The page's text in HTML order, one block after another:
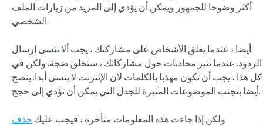
أكثر وضوحا للجمهور ويمكن أن يؤدي إلى المزيد من زيارات الملف
الشخصي.
أيضا ، عندما يعلق الأشخاص على مشاركتك ، يجب ألا تنسى إرسال
الردود. عندما تثير محادثات حول مشاركاتك ، ستخلق ضجة. ولكن في
كل هذا ، يجب أن تكون مهذبا بالكلمات لأن الإنترنت لا ينسى أبدا. ينصح
أيضا بتجنب الموضوعات المثيرة للجدل التي يمكن أن تؤدي إلى حجج.
ولكن إذا جاءت هذه المعلومات متأخرة ، فيجب عليك حذف